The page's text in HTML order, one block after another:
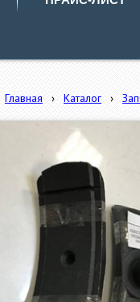
Главная › Каталог ›